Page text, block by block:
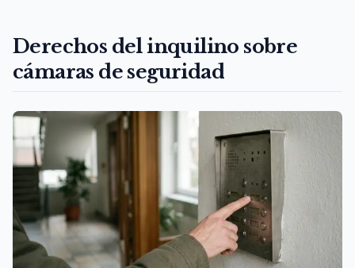
Derechos del inquilino sobre
cámaras de seguridad